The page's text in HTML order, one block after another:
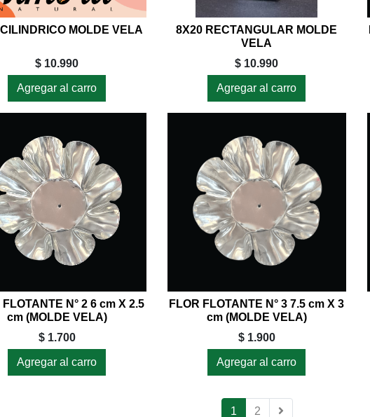
MOLDE VELA
$ 10.990
Agregar al carro
8X20 RECTANGULAR MOLDE
VELA
$ 10.990
Agregar al carro
N° 2 6 cm X 2.5
cm (MOLDE VELA)
$ 1.700
Agregar al carro
FLOR FLOTANTE N° 3 7.5 cm X 3
cm (MOLDE VELA)
$ 1.900
Agregar al carro
1 2